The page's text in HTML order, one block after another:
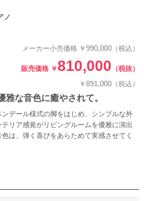
ノ
メーカー小売価格 ￥990,000 （税込）
販売価格 ￥810,000 （税抜）
￥891,000 （税込）
雅な音色に癒やされて。
デール様式の脚をはじめ、シンプルな外
リア感覚がリビングルームを優雅に演出
は、弾く喜びをあらためて実感させてく